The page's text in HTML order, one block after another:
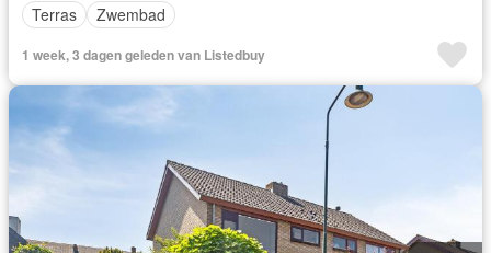
Terras
Zwembad
1 week, 3 dagen geleden van Listedbuy